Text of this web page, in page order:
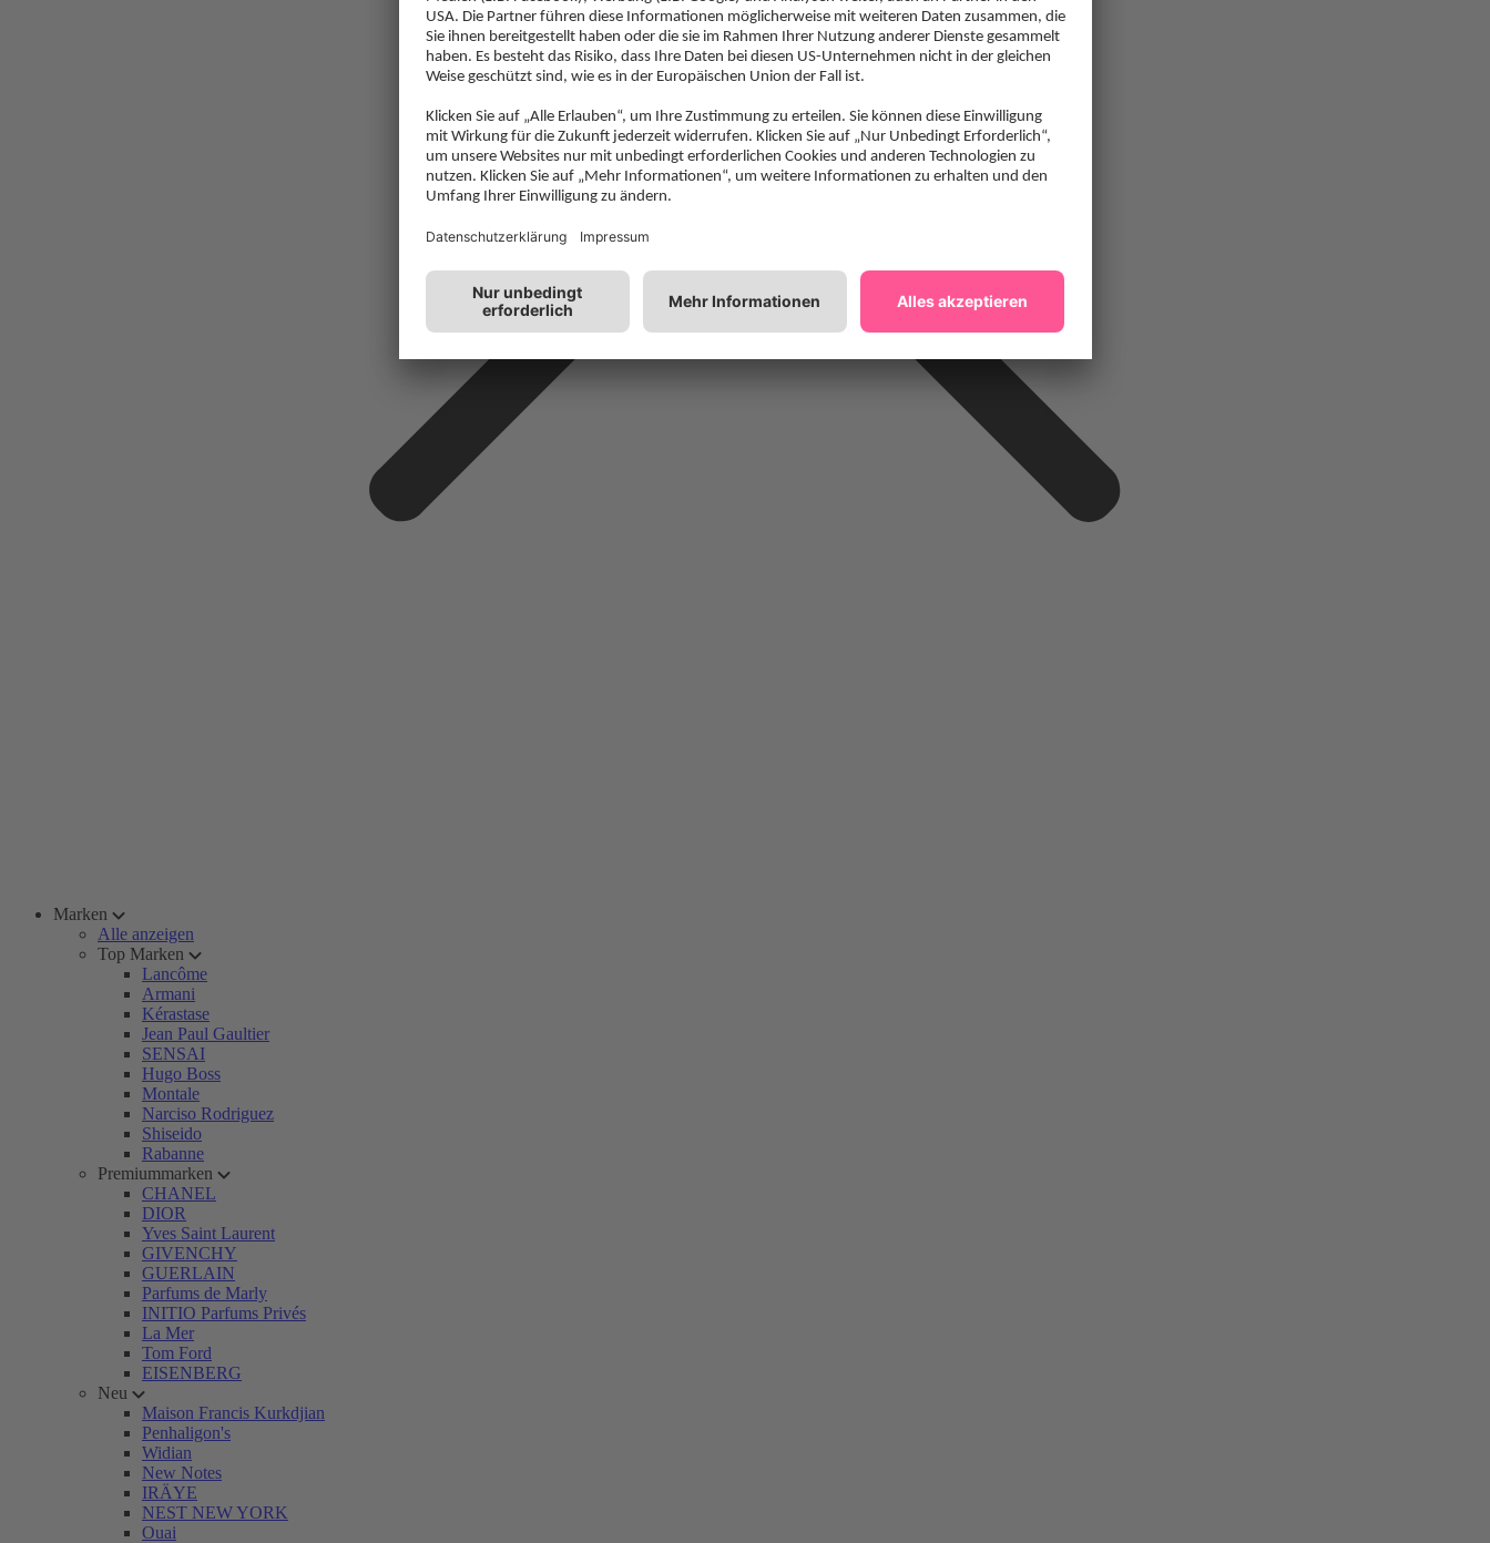
Marken
Alle anzeigen
Top Marken
Lancôme
Armani
Kérastase
Jean Paul Gaultier
SENSAI
Hugo Boss
Montale
Narciso Rodriguez
Shiseido
Rabanne
Premiummarken
CHANEL
DIOR
Yves Saint Laurent
GIVENCHY
GUERLAIN
Parfums de Marly
INITIO Parfums Privés
La Mer
Tom Ford
EISENBERG
Neu
Maison Francis Kurkdjian
Penhaligon's
Widian
New Notes
IRÄYE
NEST NEW YORK
Ouai